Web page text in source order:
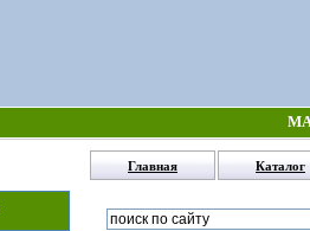
Главная Каталог